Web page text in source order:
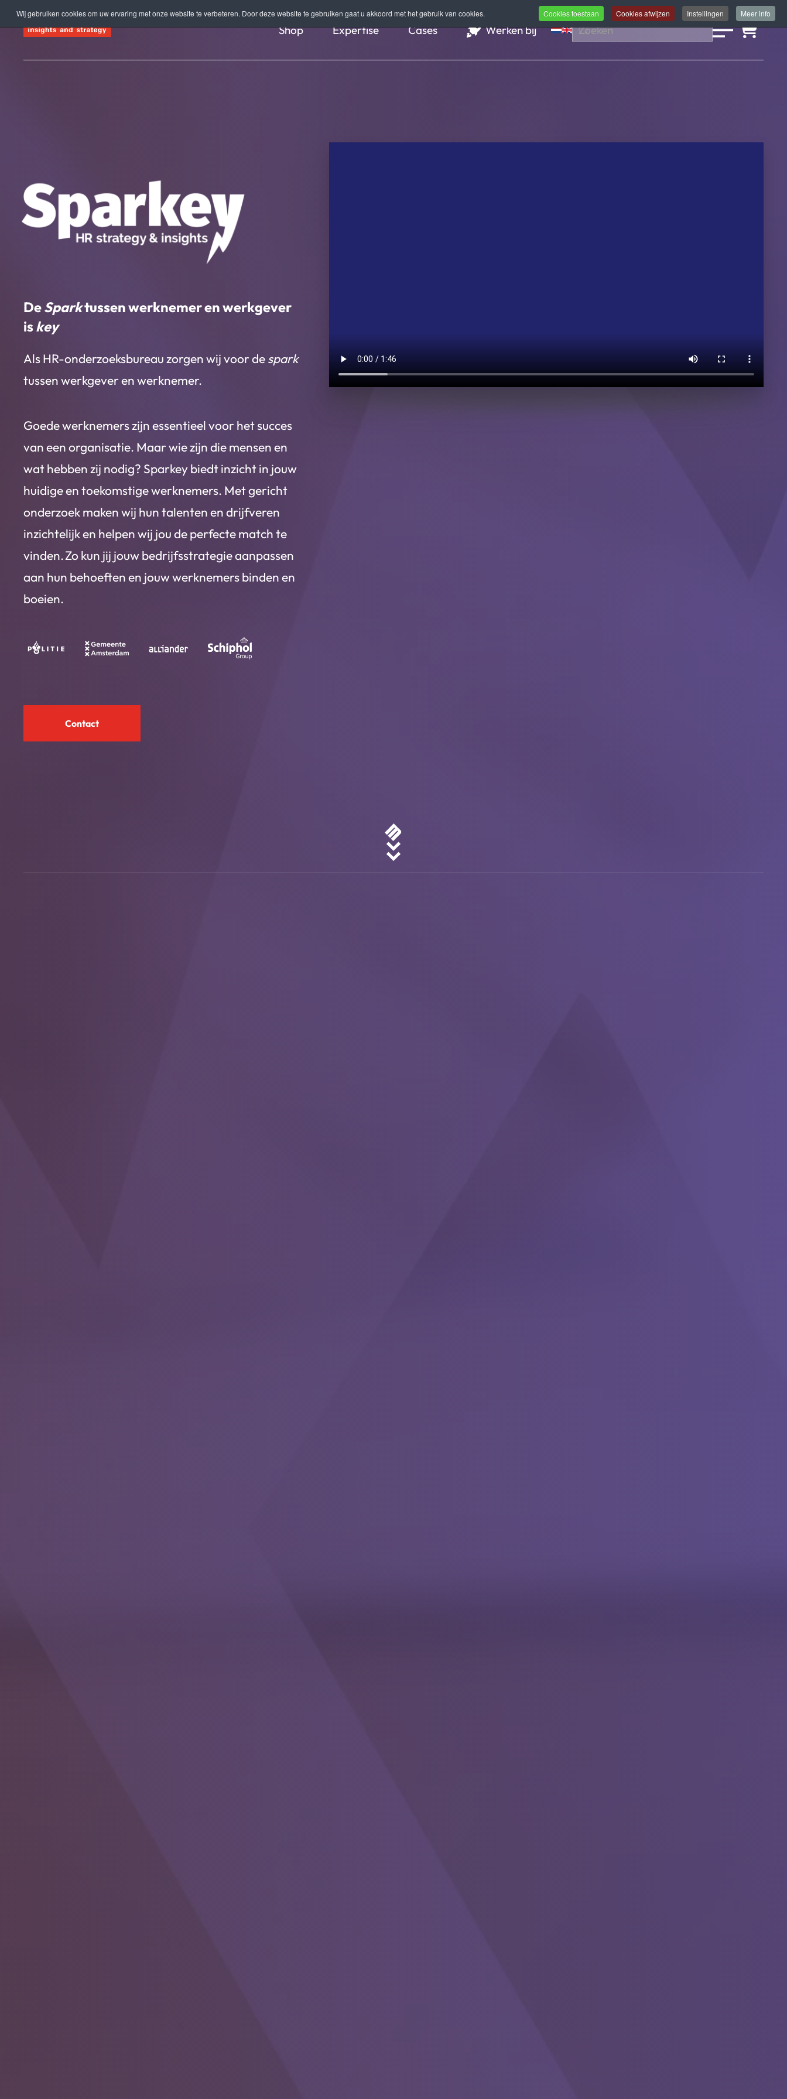
Wij gebruiken cookies om uw ervaring met onze website te verbeteren. Door deze website te gebruiken gaat u akkoord met het gebruik van cookies. Cookies toestaan Cookies afwijzen Instellingen Meer info
Terug naar hoofdinhoud Shop Expertise Cases Werken bij
DeSparktussen werknemer en werkgever
is key
Als HR-onderzoeksbureau zorgen wij voor despark
tussen werkgever en werknemer.
Goede werknemers zijn essentieel voor het succes
van een organisatie. Maar wie zijn die mensen en
wat hebben zij nodig? Sparkey biedt inzicht in jouw
huidige en toekomstige werknemers. Met gericht
onderzoek maken wij hun talenten en drijfveren
inzichtelijk en helpen wij jou de perfecte match te
vinden. Zo kun jij jouw bedrijfsstrategie aanpassen
aan hun behoeften en jouw werknemers binden en
boeien.
Contact